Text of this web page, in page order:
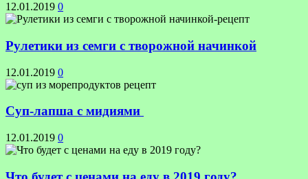
12.01.2019 0
Рулетики из семги с творожной начинкой
12.01.2019 0
Суп-лапша с мидиями
12.01.2019 0